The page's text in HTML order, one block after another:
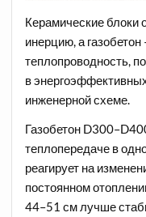
Керамические блоки
инерцию, а
теплопроводность,
в
инженерной схеме.
Газобетон
теплопередаче в
реагирует на
постоянном
44–51 см лучше